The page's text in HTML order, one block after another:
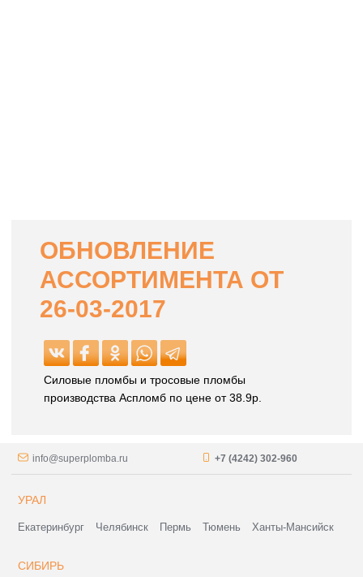
ОБНОВЛЕНИЕ
АССОРТИМЕНТА ОТ
26-03-2017
Силовые пломбы и тросовые пломбы
производства Аспломб по цене от 38.9р.
info@superplomba.ru +7 (4242) 302-960
УРАЛ
Екатеринбург Челябинск Пермь Тюмень Ханты-Мансийск
СИБИРЬ